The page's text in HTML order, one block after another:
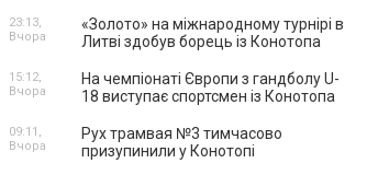
«Золото» на міжнародному турнірі в
Литві здобув борець із Конотопа
23:13,
Вчора
На чемпіонаті Європи з гандболу U-
18 виступає спортсмен із Конотопа
15:12,
Вчора
Рух трамвая №3 тимчасово
призупинили у Конотопі
09:11,
Вчора